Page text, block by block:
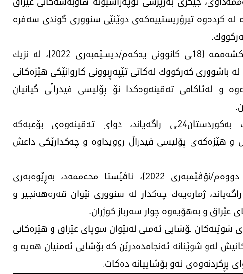
له‌ كرده‌وه‌ تیرۆریستییه‌كه‌ی دوێنێی سنووری گوندی سەفرە
ئه‌م سه‌ردانه‌ش‌ له‌ كاتێكدایه‌، دوێنێ یه‌كشه‌ممه‌ (18ـی كانوونی یه‌كه‌م/دیسێمبه‌ری 2022)، لە نزیك
كەركووك لەكاتی تێپەڕبوونی كاروانێكی هێزەكانی
و لەئاكامی تەقینەوەکدا نۆ پۆلیسی فیدراڵی گیانیان
سەرچاوەیەكیش لە پۆلیسی كەركووك بەكوردستان24ـی راگەیاند، ‎دوای تەقینەوەی بۆمبەكە
و هێزەكەی پۆلیسی فیدراڵ روویداوە و چەكدارێكی داعش
هه‌روه‌ها رۆژی شه‌ممه‌ (19ـی تشرینی دووه‌م/نۆڤێمبه‌ری 2022)، ئاڤێستا محه‌ممه‌د، بەڕێوەبەری
قەرەهەنجیر به‌ كوردستان24ـی راگه‌یاند، ژماره‌یه‌ك چه‌كدار لە سنووری نێوان قەرەهەنجیر و
و به‌هۆیه‌وه‌ چوار سه‌رباز كوژران.
لە زۆربەی شوێنەكان بۆشایی ئەمنی لەنێوان سوپای عێراق و هێزەكانی
لەو شوێنانە ئەنجامدەدرێن كە بۆشایی ئەمنیان هه‌یه‌ و
پڕكردنەوەی ئەو بۆشاییانە دەكات.